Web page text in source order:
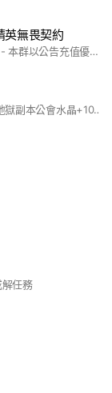
英無畏契約
王者榮耀·和平精英·無畏契約等陸遊代儲 - 本群以公告充值優惠價格為主 亦可徵友、開黑、聊天～ - 代充下單可私訊👇🏻 FB：林安 IG：111never.mind
目標：公會遠征穩定前段班 福利：每週地獄副本公會水晶+10級公會商店（可買幻靈） 入會條件： ▪ 穩定上線 ▪ 等級10級以上 ▪ 遠征18-20時能配合者佳 ▪ 就算新手也有導師教學
任務